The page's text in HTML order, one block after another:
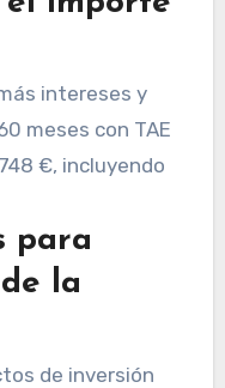
intereses y
meses con TAE
€, incluyendo
para
la
de inversión